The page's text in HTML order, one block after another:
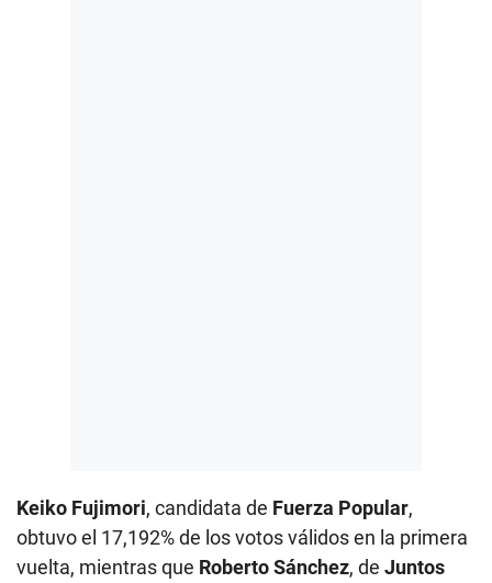
Keiko Fujimori, candidata de Fuerza Popular,
obtuvo el 17,192% de los votos válidos en la primera
vuelta, mientras que Roberto Sánchez, de Juntos